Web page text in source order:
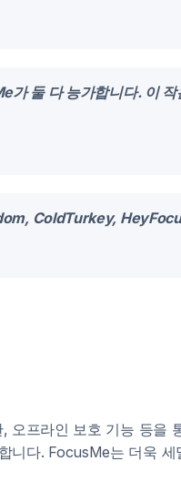
둘 다 능가합니다. 이
ColdTurkey,
프라인 보호 기능 등을
니다. FocusMe는 더욱